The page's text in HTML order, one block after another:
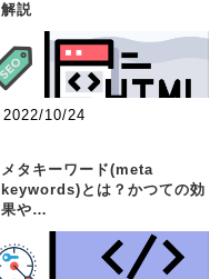
解説
2022/10/24
メタキーワード(meta
keywords)とは？かつての効
果や…